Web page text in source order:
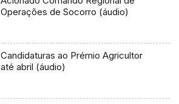
Operações de Socorro (áudio)
Candidaturas ao Prémio Agricultor
até abril (áudio)